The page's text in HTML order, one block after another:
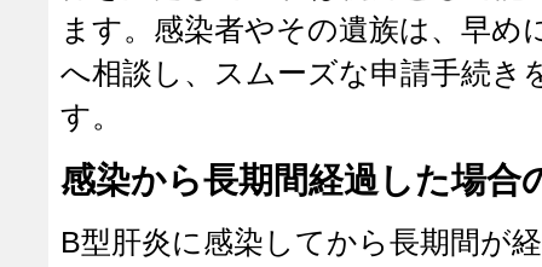
ます。感染者やその遺族は、早め
へ相談し、スムーズな申請手続き
す。
感染から長期間経過した場合
B型肝炎に感染してから長期間が